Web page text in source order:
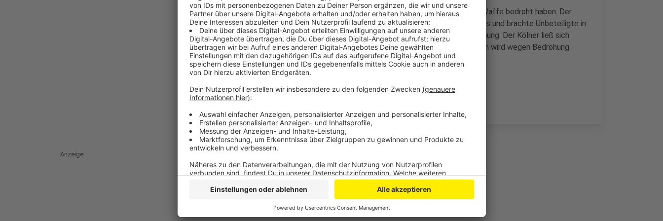
Der 35-Jährige soll den Garten- und Landschaftsbauer mit einer Waffe bedroht haben. Der
Gärtner rief die Polizei, diese umstellte dann das Haus des Mannes und brachte Unbeteiligte in
Sicherheit. Wenig später kam der Tatverdächtige aus seiner Wohnung. Der Kölner ließ sich
widerstandslos festnehmen. Er wird derzeit vernommen, gegen ihn wird wegen Bedrohung
ermittelt.
Anzeige